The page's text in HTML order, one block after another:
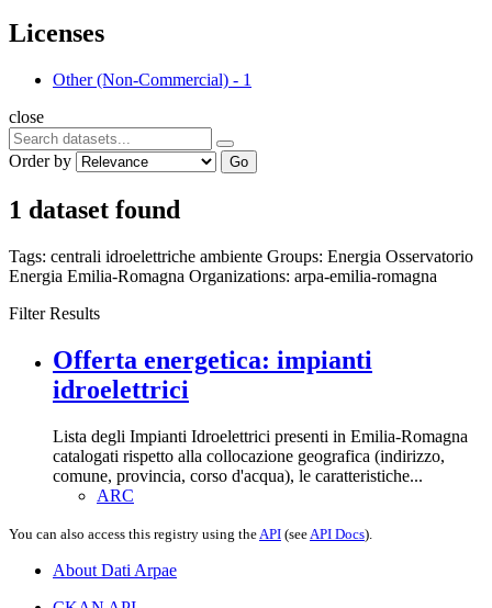
Licenses
Other (Non-Commercial) - 1
close
Order by Go
1 dataset found
Tags: centrali idroelettriche ambiente Groups: Energia Osservatorio
Energia Emilia-Romagna Organizations: arpa-emilia-romagna
Filter Results
Offerta energetica: impianti
idroelettrici
Lista degli Impianti Idroelettrici presenti in Emilia-Romagna
catalogati rispetto alla collocazione geografica (indirizzo,
comune, provincia, corso d'acqua), le caratteristiche...
ARC
You can also access this registry using the API (see API Docs).
About Dati Arpae